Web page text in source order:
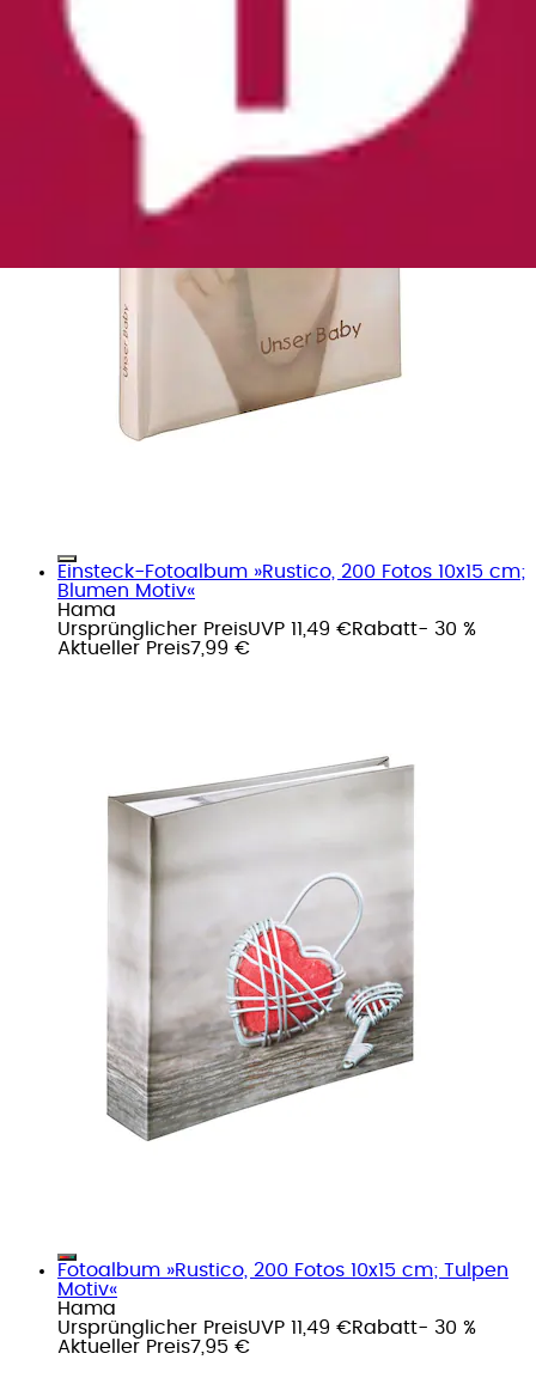
Einsteck-Fotoalbum »Rustico, 200 Fotos 10x15 cm;
Blumen Motiv«
Hama
Ursprünglicher PreisUVP 11,49 €Rabatt- 30 %
Aktueller Preis7,99 €
Fotoalbum »Rustico, 200 Fotos 10x15 cm; Tulpen
Motiv«
Hama
Ursprünglicher PreisUVP 11,49 €Rabatt- 30 %
Aktueller Preis7,95 €